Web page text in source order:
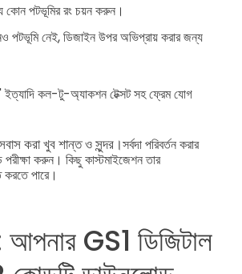
কোন পটভূমির রং চয়ন করুন।
পটভূমি নেই, ডিজাইন উপর অভিপ্রায় করার জন্য
ইত্যাদি কল-টু-অ্যাকশন টেক্সট সহ ফ্রেম যোগ
করা খুব শান্ত ও সুন্দর।সর্বদা পরিবর্তন করার
করুন। কিছু কাস্টমাইজেশন তার
করতে পারে।
আপনার GS1 ডিজিটাল